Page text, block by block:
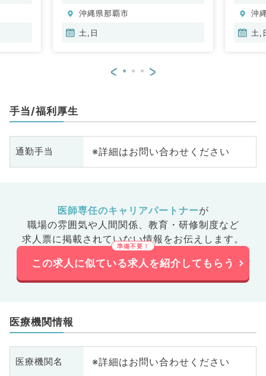
沖縄県那覇市
土,日
沖
土,
< >
手当/福利厚生
通勤手当 ※詳細はお問い合わせください
医師専任のキャリアパートナーが
職場の雰囲気や人間関係、 教育・研修制度など
求人票に掲載されていない情報をお伝えします。
この求人に似ている求人を紹介してもらう
医療機関情報
医療機関名 ※詳細はお問い合わせください